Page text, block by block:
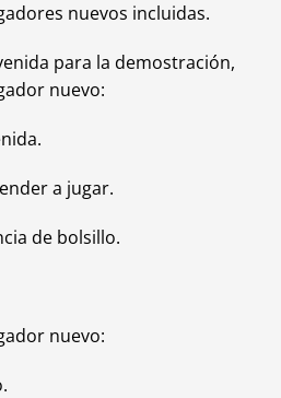
nuevos incluidas.
para la demostración,
nuevo:
a jugar.
de bolsillo.
nuevo: